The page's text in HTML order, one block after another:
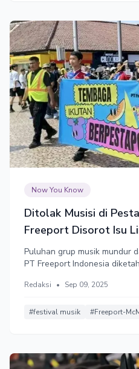
Now You Know
Ditolak Musisi di
Freeport Disorot Isu
Pelanggaran HAM
Puluhan grup musik mundur
PT Freeport Indonesia
penolakan mulai dari isu
kesejahteraan rakyat Papua.
Redaksi • Sep 09, 2025
#festival musik #Freeport-